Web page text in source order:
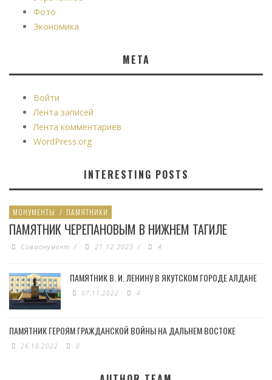
Фото
Экономика
МЕТА
Войти
Лента записей
Лента комментариев
WordPress.org
INTERESTING POSTS
МОНУМЕНТЫ / ПАМЯТНИКИ
ПАМЯТНИК ЧЕРЕПАНОВЫМ В НИЖНЕМ ТАГИЛЕ
Совмонумент / 21.12.2023 / 4
ПАМЯТНИК В. И. ЛЕНИНУ В ЯКУТСКОМ ГОРОДЕ АЛДАНЕ
07.11.2022 4
ПАМЯТНИК ГЕРОЯМ ГРАЖДАНСКОЙ ВОЙНЫ НА ДАЛЬНЕМ ВОСТОКЕ
26.10.2022 0